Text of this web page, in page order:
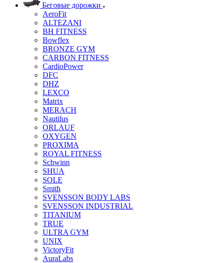
Беговые дорожки
AeroFit
ALTEZANI
BH FITNESS
Bowflex
BRONZE GYM
CARBON FITNESS
CardioPower
DFC
DHZ
LEXCO
Matrix
MERACH
Nautilus
ORLAUF
OXYGEN
PROXIMA
ROYAL FITNESS
Schwinn
SHUA
SOLE
Smith
SVENSSON BODY LABS
SVENSSON INDUSTRIAL
TITANIUM
TRUE
ULTRA GYM
UNIX
VictoryFit
AuraLabs